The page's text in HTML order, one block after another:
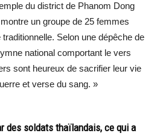
du district de Phanom Dong
un groupe de 25 femmes
Selon une dépêche de
national comportant le vers
sont heureux de sacrifier leur vie
et verse du sang. »
des soldats thaïlandais, ce qui a